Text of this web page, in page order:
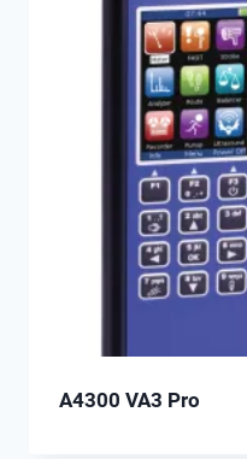
A4300 VA3 Pro